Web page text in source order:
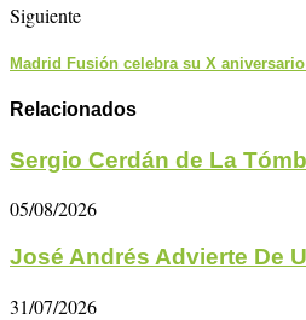
Siguiente
Madrid Fusión celebra su X
Relacionados
Sergio Cerdán de La
05/08/2026
José Andrés Advierte De
31/07/2026